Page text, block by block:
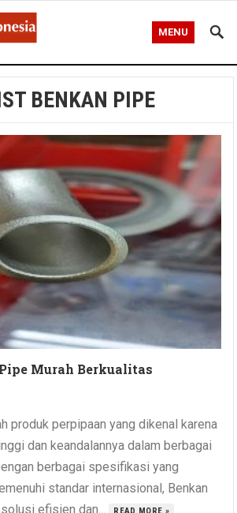
MENU
BENKAN PIPE
Murah Berkualitas
produk perpipaan yang dikenal karena
dan keandalannya dalam berbagai
berbagai spesifikasi yang
standar internasional, Benkan
efisien dan...